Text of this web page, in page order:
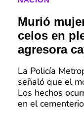
Murió
celos en
agresora
La Policía
señaló que el
Los hechos
en el